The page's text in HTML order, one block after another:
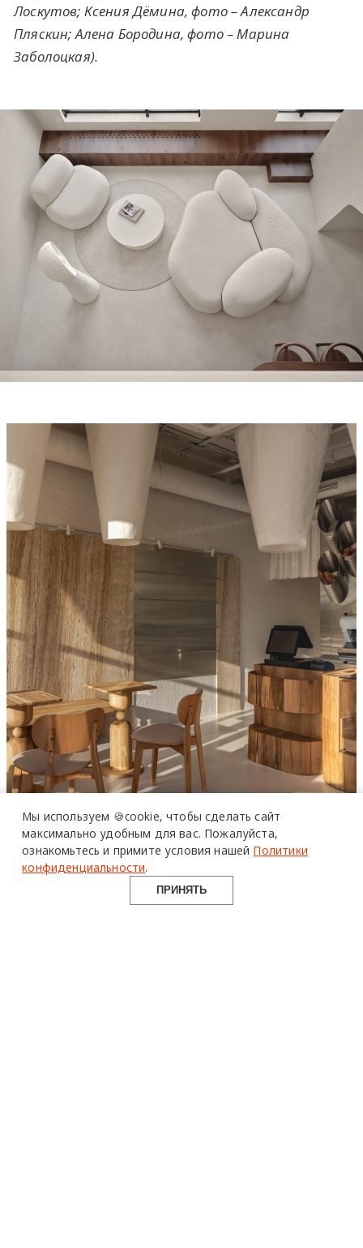
Лоскутов; Ксения Дёмина, фото – Александр
Пляскин; Алена Бородина, фото – Марина
Заболоцкая).
Мы используем 🍪cookie, чтобы сделать сайт
максимально удобным для вас. Пожалуйста,
ознакомьтесь и примите условия нашей Политики
конфиденциальности.
ПРИНЯТЬ